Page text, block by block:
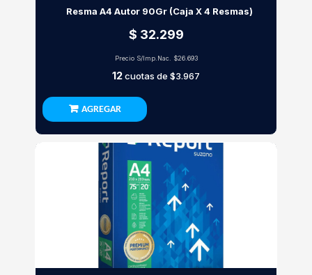
Resma A4 Autor 90Gr (Caja X 4 Resmas)
$ 32.299
Precio S/Imp.Nac. $26.693
12cuotas de $3.967
AGREGAR